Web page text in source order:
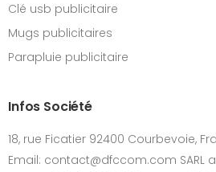
Clé usb publicitaire
Mugs publicitaires
Parapluie publicitaire
Infos Société
18, rue Ficatier 92400 Courbevoie,
Email: contact@dfccom.com SARL